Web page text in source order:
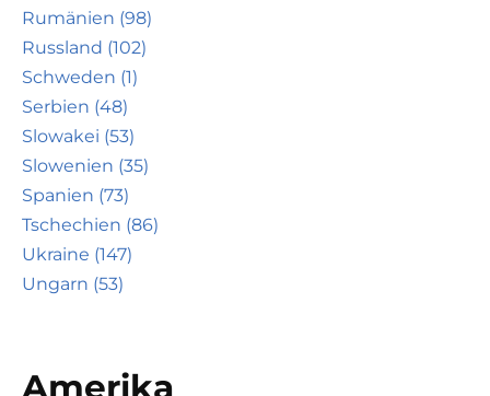
Rumänien (98)
Russland (102)
Schweden (1)
Serbien (48)
Slowakei (53)
Slowenien (35)
Spanien (73)
Tschechien (86)
Ukraine (147)
Ungarn (53)
Amerika